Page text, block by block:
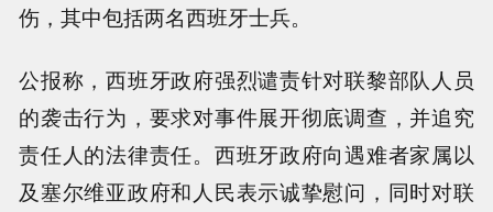
伤，其中包括两名西班牙士兵。
公报称，西班牙政府强烈谴责针对联黎部队人员
的袭击行为，要求对事件展开彻底调查，并追究
责任人的法律责任。西班牙政府向遇难者家属以
及塞尔维亚政府和人民表示诚挚慰问，同时对联